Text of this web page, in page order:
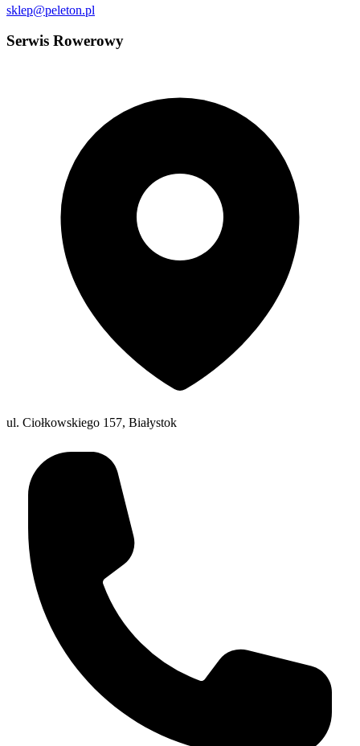
sklep@peleton.pl
Serwis Rowerowy
ul. Ciołkowskiego 157, Białystok